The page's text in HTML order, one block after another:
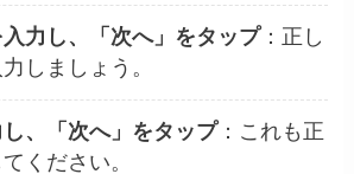
力し、「次へ」をタップ：正し
しましょう。
、「次へ」をタップ：これも正
ください。